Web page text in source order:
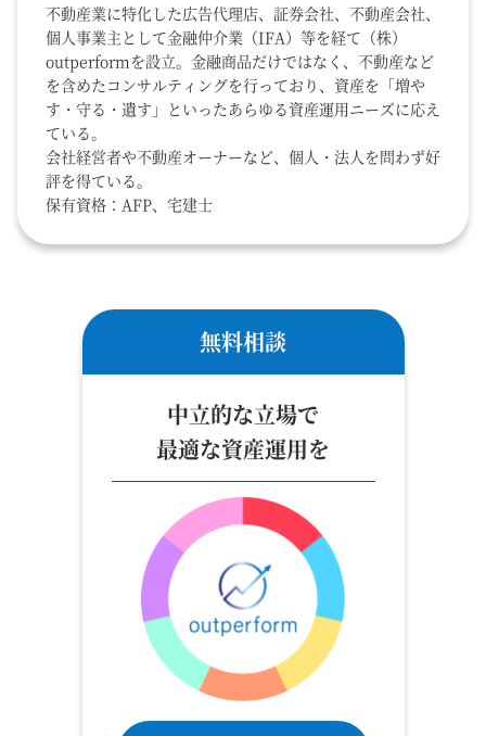
不動産業に特化した広告代理店、証券会社、不動産会社、
個人事業主として金融仲介業（IFA）等を経て（株）
outperformを設立。金融商品だけではなく、不動産など
を含めたコンサルティングを行っており、資産を「増や
す・守る・遺す」といったあらゆる資産運用ニーズに応え
ている。
会社経営者や不動産オーナーなど、個人・法人を問わず好
評を得ている。
保有資格：AFP、宅建士
無料相談
中立的な立場で
最適な資産運用を